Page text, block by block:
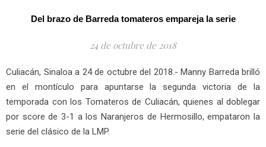
Del brazo de Barreda tomateros empareja la serie
24 de octubre de 2018
Culiacán, Sinaloa a 24 de octubre del 2018.- Manny Barreda brilló
en el montículo para apuntarse la segunda victoria de la
temporada con los Tomateros de Culiacán, quienes al doblegar
por score de 3-1 a los Naranjeros de Hermosillo, empataron la
serie del clásico de la LMP.